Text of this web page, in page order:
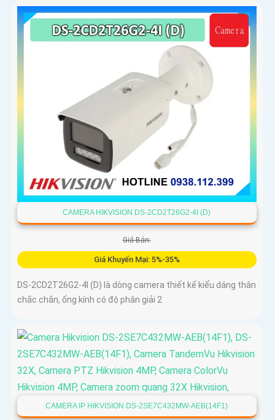
CAMERA HIKVISION DS-2CD2T26G2-4I (D)
Giá Bán:
Giá Khuyến Mại: 5%-35%
DS-2CD2T26G2-4I (D) là dòng camera thiết kế kiểu dáng thân
chắc chắn, ống kính có độ phân giải 2
CAMERA IP HIKVISION DS-2SE7C432MW-AEB(14F1)